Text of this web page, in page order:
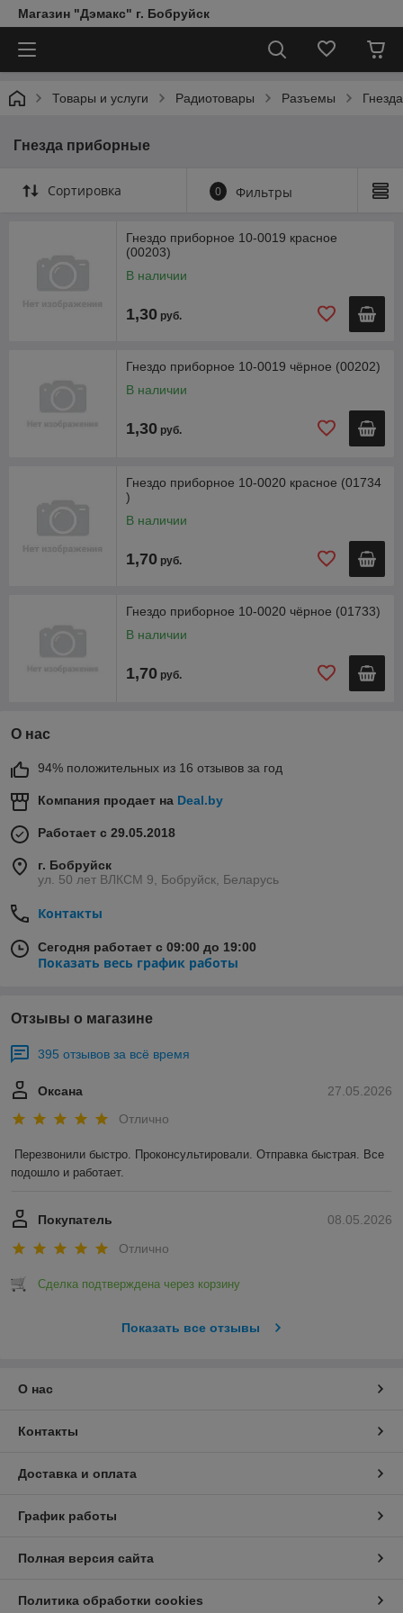
Магазин "Дэмакс" г. Бобруйск
Товары и услуги Радиотовары Разъемы
Гнезда приборные
Сортировка 0 Фильтры
Гнездо приборное 10-0019 красное
(00203)
В наличии
1,30 руб.
Гнездо приборное 10-0019 чёрное (00202)
В наличии
1,30 руб.
Гнездо приборное 10-0020 красное (01734
)
В наличии
1,70 руб.
Гнездо приборное 10-0020 чёрное (01733)
В наличии
1,70 руб.
О нас
94% положительных из 16 отзывов за год
Компания продает на Deal.by
Работает с 29.05.2018
г. Бобруйск
ул. 50 лет ВЛКСМ 9, Бобруйск, Беларусь
Контакты
Сегодня работает с 09:00 до 19:00
Показать весь график работы
Отзывы о магазине
395 отзывов за всё время
27.05.2026
Оксана
Отлично
Перезвонили быстро. Проконсультировали. Отправка быстрая. Все
подошло и работает.
08.05.2026
Покупатель
Отлично
Сделка подтверждена через корзину
Показать все отзывы
О нас
Контакты
Доставка и оплата
График работы
Полная версия сайта
Политика обработки cookies